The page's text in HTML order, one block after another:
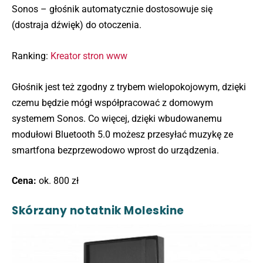
Sonos – głośnik automatycznie dostosowuje się
(dostraja dźwięk) do otoczenia.
Ranking: Kreator stron www
Głośnik jest też zgodny z trybem wielopokojowym, dzięki
czemu będzie mógł współpracować z domowym
systemem Sonos. Co więcej, dzięki wbudowanemu
modułowi Bluetooth 5.0 możesz przesyłać muzykę ze
smartfona bezprzewodowo wprost do urządzenia.
Cena: ok. 800 zł
Skórzany notatnik Moleskine